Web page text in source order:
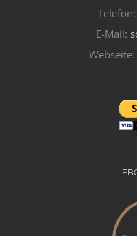
Telefon:
E-Mail:
Webseite: